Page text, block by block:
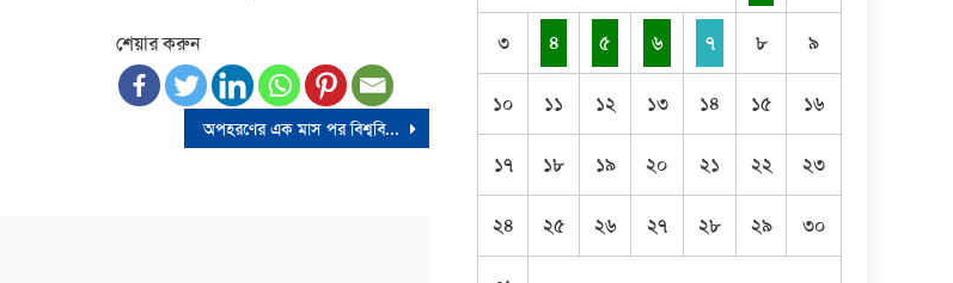
শেয়ার করুন
অপহরণের এক মাস পর বিশ্ববিদ্যালয় ছাত্র হিমেল উদ্ধার
৩ ৪ ৫ ৬ ৭ ৮ ৯
১০ ১১ ১২ ১৩ ১৪ ১৫ ১৬
১৭ ১৮ ১৯ ২০ ২১ ২২ ২৩
২৪ ২৫ ২৬ ২৭ ২৮ ২৯ ৩০